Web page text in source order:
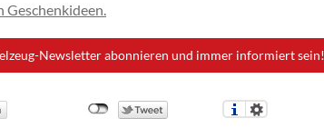
Geschenkideen.
Newsletter abonnieren und immer informiert sein!